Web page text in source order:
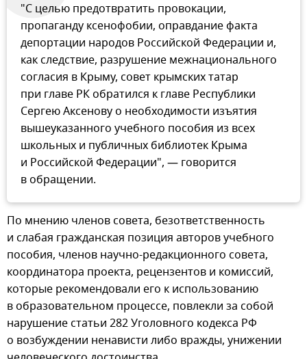
"С целью предотвратить провокации,
пропаганду ксенофобии, оправдание факта
депортации народов Российской Федерации и,
как следствие, разрушение межнационального
согласия в Крыму, совет крымских татар
при главе РК обратился к главе Республики
Сергею Аксенову о необходимости изъятия
вышеуказанного учебного пособия из всех
школьных и публичных библиотек Крыма
и Российской Федерации", — говорится
в обращении.
По мнению членов совета, безответственность
и слабая гражданская позиция авторов учебного
пособия, членов научно-редакционного совета,
координатора проекта, рецензентов и комиссий,
которые рекомендовали его к использованию
в образовательном процессе, повлекли за собой
нарушение статьи 282 Уголовного кодекса РФ
о возбуждении ненависти либо вражды, унижении